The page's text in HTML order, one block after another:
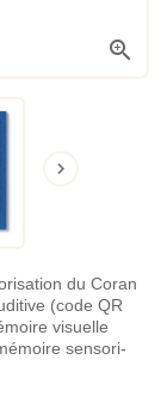


du Coran
(code QR
visuelle
sensori-